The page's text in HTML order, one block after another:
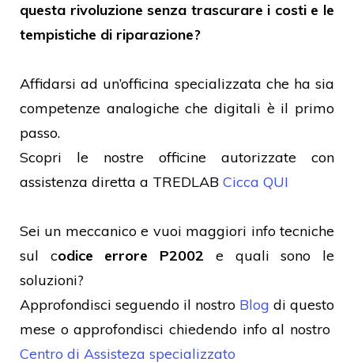
questa rivoluzione senza trascurare i costi e le
tempistiche di riparazione?
Affidarsi ad un’officina specializzata che ha sia
competenze analogiche che digitali è il primo
passo.
Scopri le nostre officine autorizzate con
assistenza diretta a TREDLAB Cicca QUI
Sei un meccanico e vuoi maggiori info tecniche
sul codice errore P2002 e quali sono le
soluzioni?
Approfondisci seguendo il nostro Blog di questo
mese o approfondisci chiedendo info al nostro
Centro di Assisteza specializzato